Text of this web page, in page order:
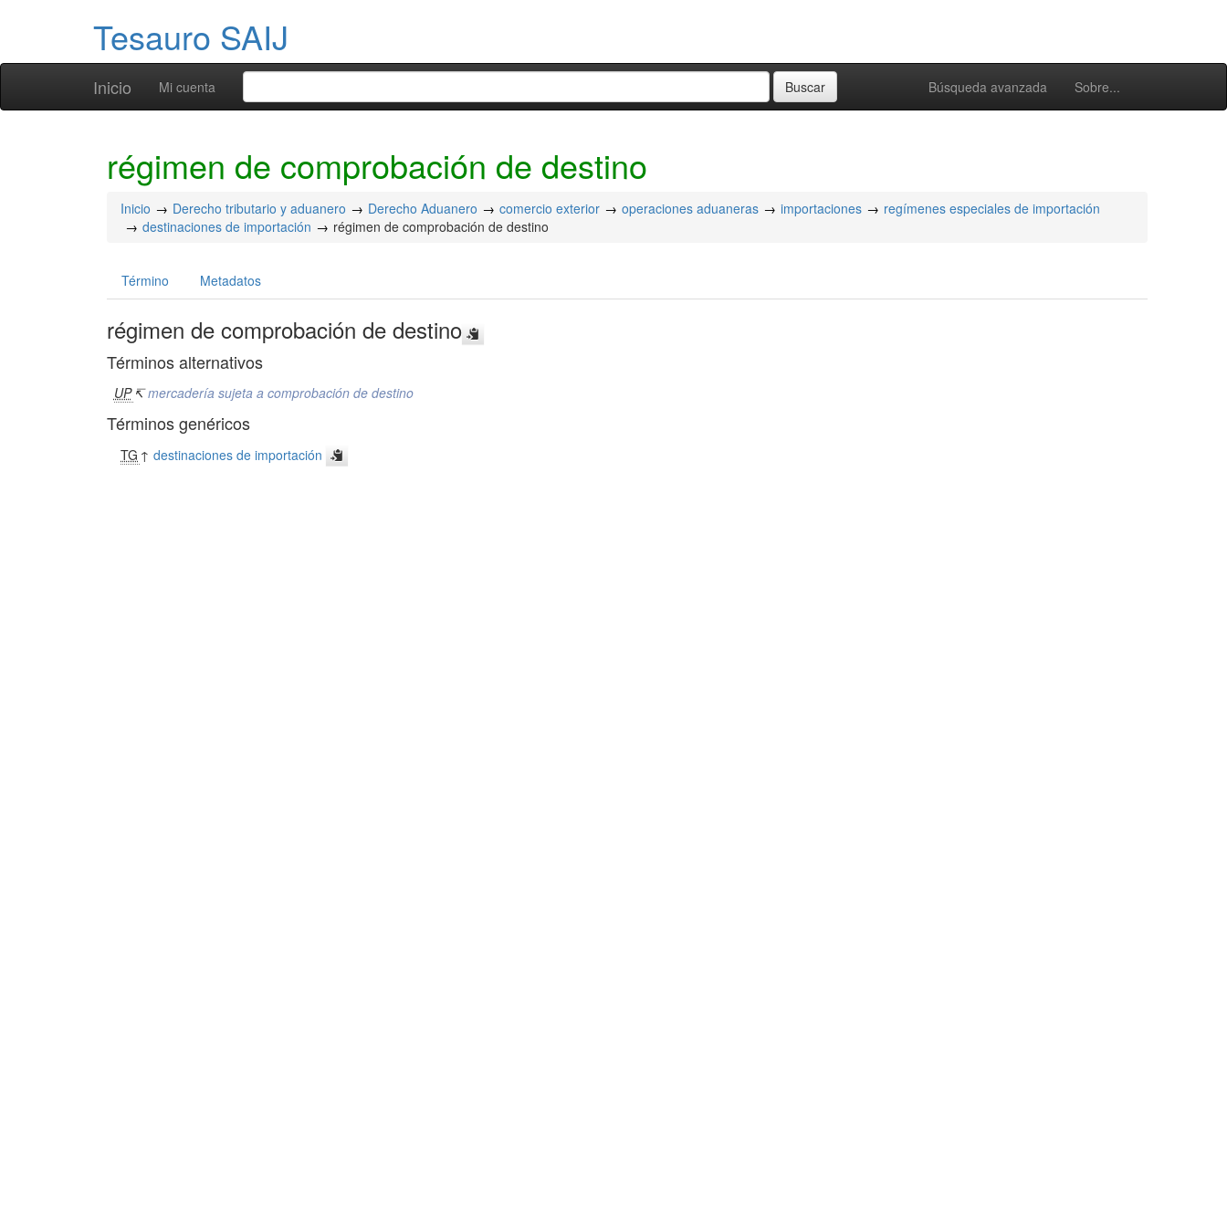
Tesauro SAIJ
Inicio Búsqueda avanzada Sobre...
Mi cuenta
régimen de comprobación de destino
Inicio Derecho tributario y aduanero Derecho Aduanero comercio exterior operaciones aduaneras importaciones
regímenes especiales de importación
destinaciones de importación
régimen de comprobación de destino
Término Metadatos
régimen de comprobación de destino
Términos alternativos
UP ↸mercadería sujeta a comprobación de destino
Términos genéricos
TG ↑destinaciones de importación